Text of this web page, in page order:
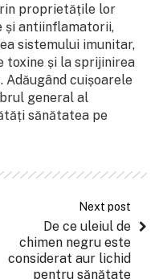
proprietățile lor
și antiinflamatorii,
sistemului imunitar,
toxine și la sprijinirea
Adăugând cuișoarele
general al
sănătatea pe
Next post
De ce uleiul de
chimen negru este
considerat aur lichid
pentru sănătate